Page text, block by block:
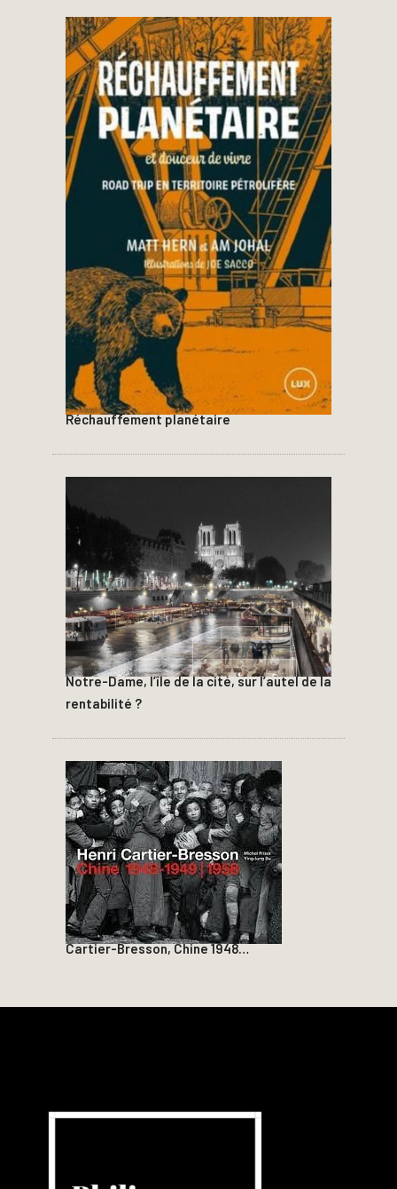
Réchauffement planétaire
Notre-Dame, l’île de la cité, sur l’autel de la
rentabilité ?
Cartier-Bresson, Chine 1948…